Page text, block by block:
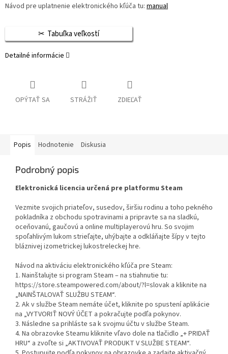
Návod pre uplatnenie elektronického kľúča tu: manual
Tabuľka veľkostí
Detailné informácie
OPÝTAŤ SA STRÁŽIŤ ZDIEĽAŤ
Popis Hodnotenie Diskusia
Podrobný popis
Elektronická licencia určená pre platformu Steam
Vezmite svojich priateľov, susedov, širšiu rodinu a toho pekného
pokladníka z obchodu spotravinami a pripravte sa na sladkú,
oceňovanú, gaučovú a online multiplayerovú hru. So svojim
spoľahlivým lukom strieľajte, uhýbajte a odkláňajte šípy v tejto
bláznivej izometrickej lukostreleckej hre.
Návod na aktiváciu elektronického kľúča pre Steam:
1. Nainštalujte si program Steam – na stiahnutie tu:
https://store.steampowered.com/about/?l=slovak a kliknite na
„NAINŠTALOVAŤ SLUŽBU STEAM“.
2. Ak v službe Steam nemáte účet, kliknite po spustení aplikácie
na „VYTVORIŤ NOVÝ ÚČET a pokračujte podľa pokynov.
3. Následne sa prihláste sa k svojmu účtu v službe Steam.
4. Na obrazovke Steamu kliknite vľavo dole na tlačidlo „+ PRIDAŤ
HRU“ a zvoľte si „AKTIVOVAŤ PRODUKT V SLUŽBE STEAM“.